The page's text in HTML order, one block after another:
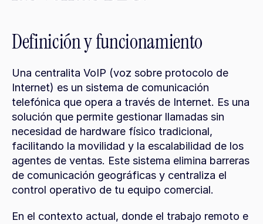
Definición y funcionamiento
Una centralita VoIP (voz sobre protocolo de
Internet) es un sistema de comunicación
telefónica que opera a través de Internet. Es una
solución que permite gestionar llamadas sin
necesidad de hardware físico tradicional,
facilitando la movilidad y la escalabilidad de los
agentes de ventas. Este sistema elimina barreras
de comunicación geográficas y centraliza el
control operativo de tu equipo comercial.
En el contexto actual, donde el trabajo remoto e